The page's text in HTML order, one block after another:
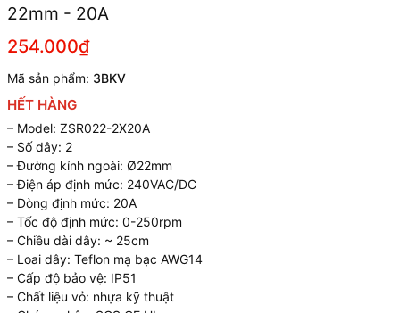
22mm - 20A
254.000₫
Mã sản phẩm: 3BKV
HẾT HÀNG
– Model: ZSR022-2X20A
– Số dây: 2
– Đường kính ngoài: Ø22mm
– Điện áp định mức: 240VAC/DC
– Dòng định mức: 20A
– Tốc độ định mức: 0-250rpm
– Chiều dài dây: ~ 25cm
– Loai dây: Teflon mạ bạc AWG14
– Cấp độ bảo vệ: IP51
– Chất liệu vỏ: nhựa kỹ thuật